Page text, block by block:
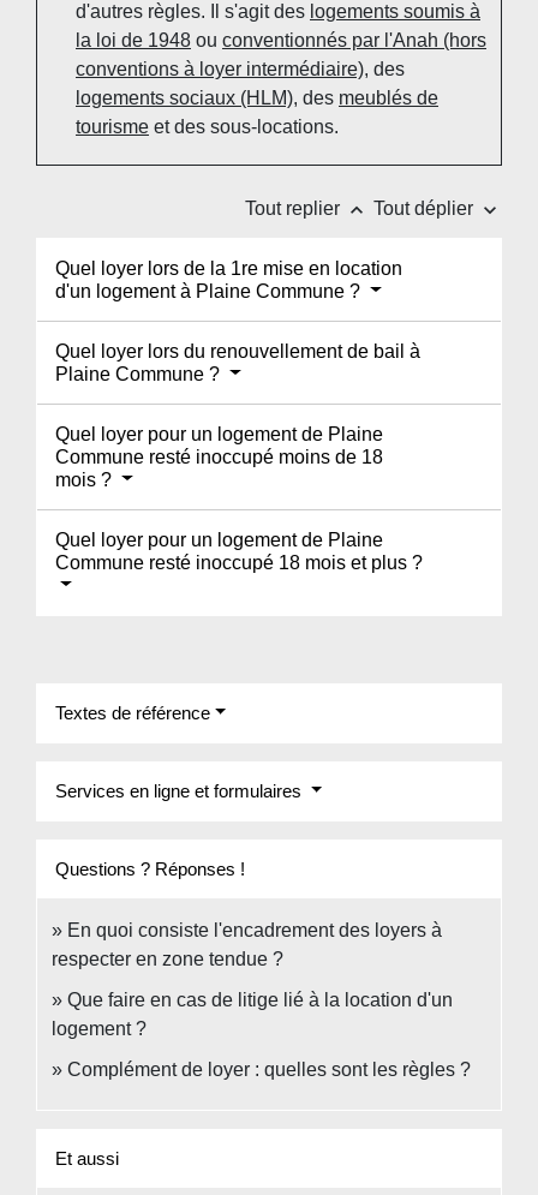
d'autres règles. Il s'agit des logements soumis à
la loi de 1948 ou conventionnés par l'Anah (hors
conventions à loyer intermédiaire), des
logements sociaux (HLM), des meublés de
tourisme et des sous-locations.
Tout replier keyboard_arrow_up Tout déplier keyboard_arrow_down
Quel loyer lors de la 1re mise en location
d'un logement à Plaine Commune ?
Quel loyer lors du renouvellement de bail à
Plaine Commune ?
Quel loyer pour un logement de Plaine
Commune resté inoccupé moins de 18
mois ?
Quel loyer pour un logement de Plaine
Commune resté inoccupé 18 mois et plus ?
Textes de référence
Services en ligne et formulaires
Questions ? Réponses !
En quoi consiste l'encadrement des loyers à
respecter en zone tendue ?
Que faire en cas de litige lié à la location d'un
logement ?
Complément de loyer : quelles sont les règles ?
Et aussi